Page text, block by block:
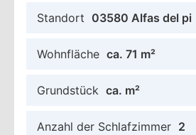
Standort 03580 Alfas del pi
Wohnfläche ca. 71 m²
Grundstück ca. m²
Anzahl der Schlafzimmer 2